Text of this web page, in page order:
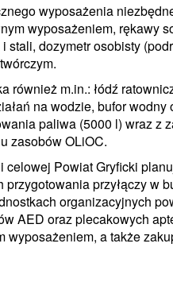
wyposażenia
wyposażeniem, rękawy
stali, dozymetr osobisty
również m.in.: łódź
na wodzie, bufor
paliwa (5000 l) wraz z
zasobów OLiOC.
Powiat Gryficki
przyłączy w
organizacyjnych
AED oraz plecakowych
wyposażeniem, a także